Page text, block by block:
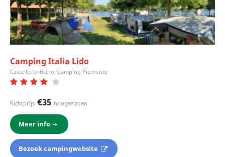
Camping Italia Lido
Castelletto-ticino, Camping Piemonte
Richtprijs €35 hoogseizoen
Meer info
Bezoek campingwebsite